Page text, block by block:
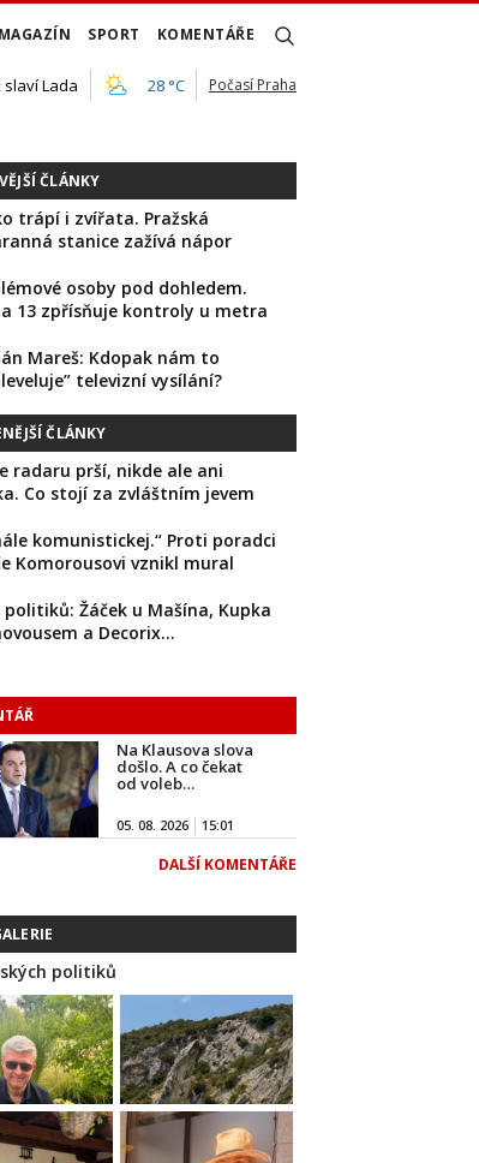
MAGAZÍN SPORT KOMENTÁŘE
slaví Lada 28 °C Počasí Praha
ČLÁNKY
trápí i zvířata. Pražská
stanice zažívá nápor
osoby pod dohledem.
13 zpřísňuje kontroly u metra
Mareš: Kdopak nám to
televizní vysílání?
ČLÁNKY
radaru prší, nikde ale ani
Co stojí za zvláštním jevem
komunistickej.“ Proti poradci
Komorousovi vznikl mural
politiků: Žáček u Mašína, Kupka
a Decorix…
Na Klausova slova
došlo. A co čekat
od voleb…
05. 08. 2026 15:01
DALŠÍ KOMENTÁŘE
politiků